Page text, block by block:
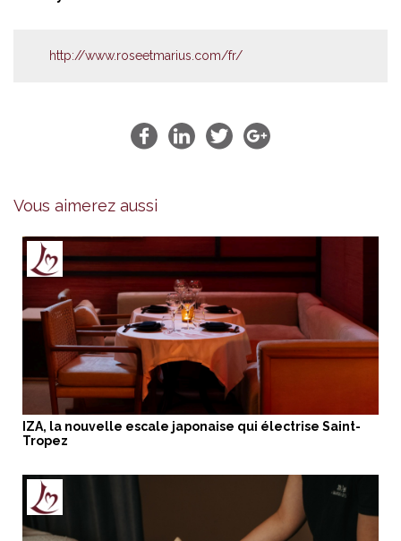
http://www.roseetmarius.com/fr/
Vous aimerez aussi
IZA, la nouvelle escale japonaise qui électrise Saint-
Tropez